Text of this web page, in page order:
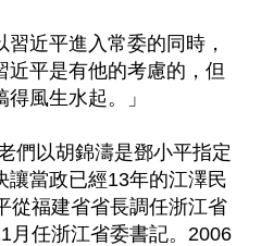
近平進入常委的同時，
近平是有他的考慮的，但
風生水起。」
們以胡錦濤是鄧小平指定
讓當政已經13年的江澤民
從福建省省長調任浙江省
月任浙江省委書記。2006